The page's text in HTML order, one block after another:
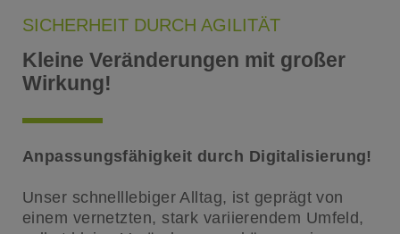
SICHERHEIT DURCH AGILITÄT
Kleine Veränderungen mit großer
Wirkung!
Anpassungsfähigkeit durch Digitalisierung!
Unser schnelllebiger Alltag, ist geprägt von
einem vernetzten, stark variierendem Umfeld,